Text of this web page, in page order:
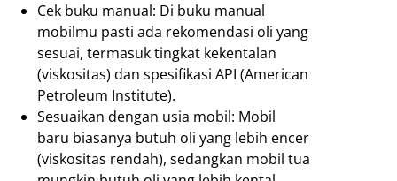
Cek buku manual: Di buku manual
mobilmu pasti ada rekomendasi oli yang
sesuai, termasuk tingkat kekentalan
(viskositas) dan spesifikasi API (American
Petroleum Institute).
Sesuaikan dengan usia mobil: Mobil
baru biasanya butuh oli yang lebih encer
(viskositas rendah), sedangkan mobil tua